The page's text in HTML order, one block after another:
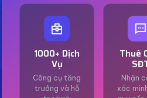
1000+ Dịch
Vụ
Công cụ tăng
trưởng và hỗ
Thuê
Nhận
xác